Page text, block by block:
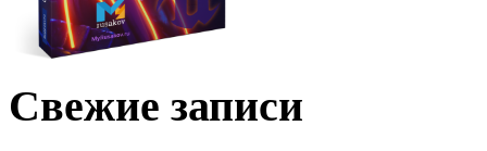
Свежие записи